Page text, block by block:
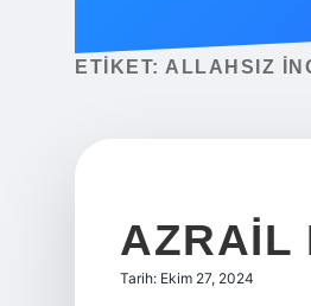
ETIKET: ALLAHSIZ
AZRAIL
Tarih: Ekim 27, 2024